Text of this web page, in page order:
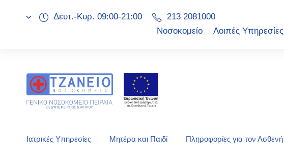
Δευτ.-Κυρ. 09:00-21:00
213 2081000
Νοσοκομείο
Λοιπές Υπηρεσίες
Ιατρικές Υπηρεσίες Μητέρα και Παιδί Πληροφορίες για τον Ασθενή